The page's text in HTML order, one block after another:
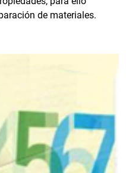
de materiales.